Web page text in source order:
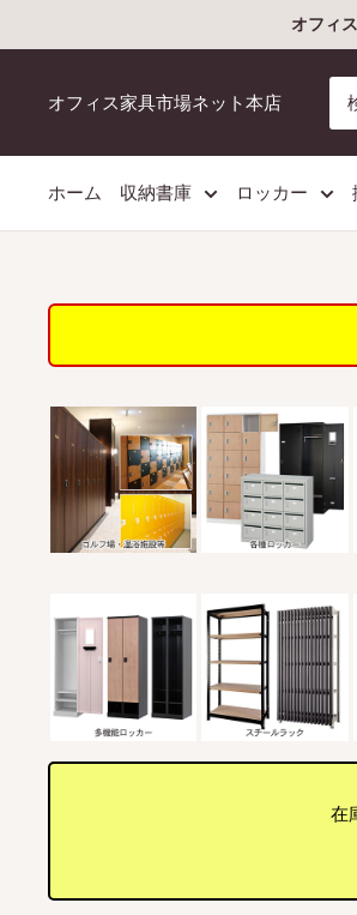
ン
オフィ
オフィス家具市場ネット本店
ホーム 収納書庫 ロッカー
在